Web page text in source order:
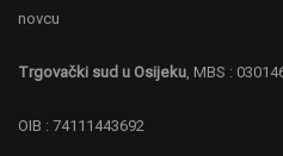
novcu
Trgovački sud u Osijeku, MBS :
OIB : 74111443692